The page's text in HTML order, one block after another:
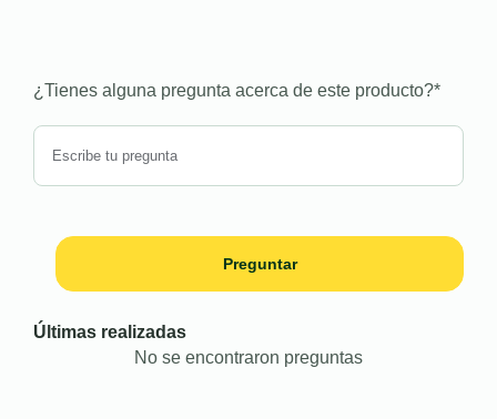
¿Tienes alguna pregunta acerca de este producto?*
Preguntar
Últimas realizadas
No se encontraron preguntas